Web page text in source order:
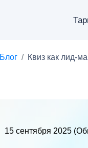
Блог Квиз как лид-
15 сентября 2025